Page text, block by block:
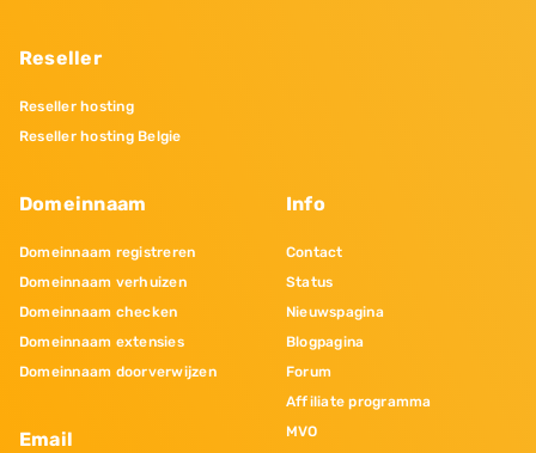
Reseller
Reseller hosting
Reseller hosting Belgie
Domeinnaam
Domeinnaam registreren
Domeinnaam verhuizen
Domeinnaam checken
Domeinnaam extensies
Domeinnaam doorverwijzen
Email
Info
Contact
Status
Nieuwspagina
Blogpagina
Forum
Affiliate programma
MVO